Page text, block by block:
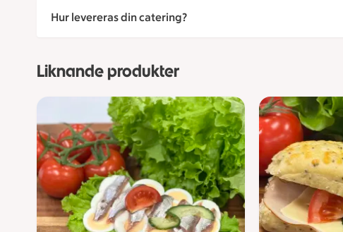
Hur levereras din catering?
Liknande produkter